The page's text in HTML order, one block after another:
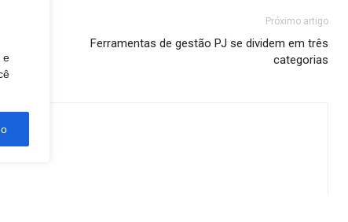
e
Próximo artigo
Ferramentas de gestão PJ se dividem em três
categorias